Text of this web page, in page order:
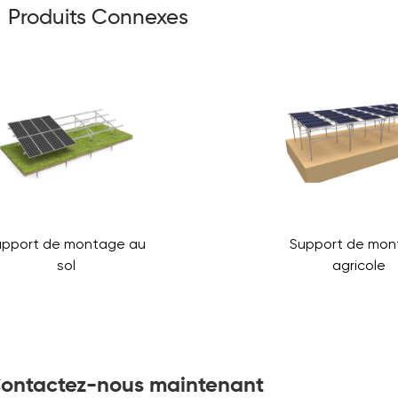
Produits Connexes
de montage au
sol
Support de
agricole
nous maintenant